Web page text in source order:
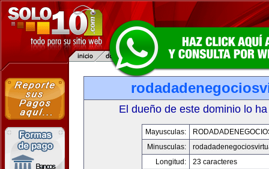
El dueño de este dominio lo
Mayusculas:
Minusculas:
Longitud:
23 caracteres